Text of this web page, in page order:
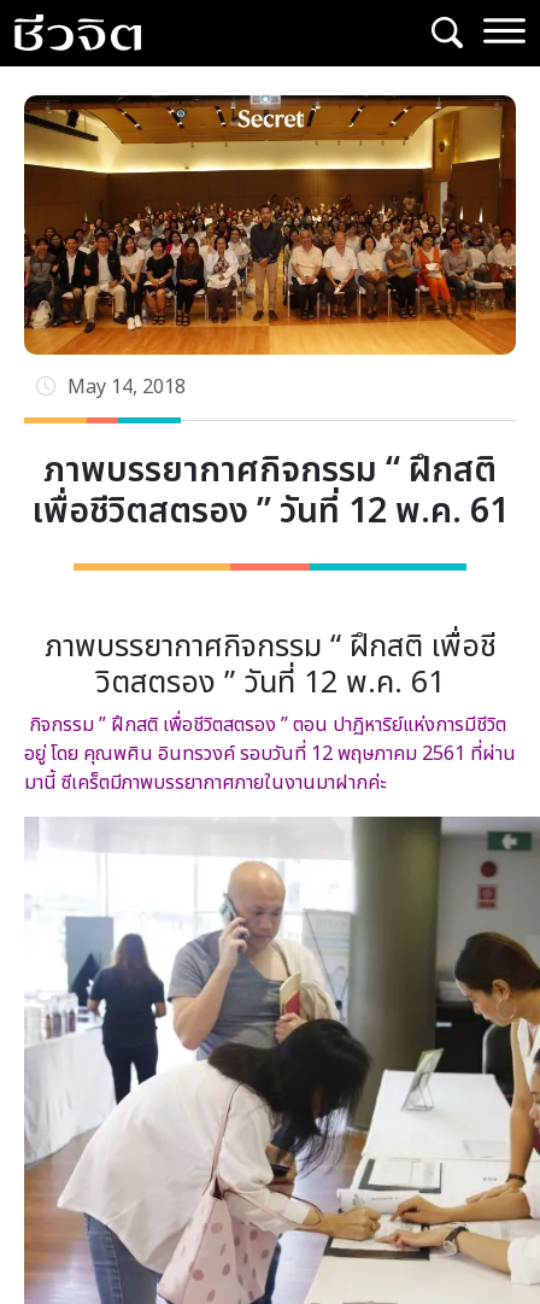
Skip
to
content
May 14, 2018
ภาพบรรยากาศกิจกรรม “ ฝึกสติ
เพื่อชีวิตสตรอง ” วันที่ 12 พ.ค. 61
ภาพบรรยากาศกิจกรรม “ ฝึกสติ เพื่อชี
วิตสตรอง ” วันที่ 12 พ.ค. 61
กิจกรรม ” ฝึกสติ เพื่อชีวิตสตรอง ” ตอน ปาฏิหาริย์แห่งการมีชีวิต
อยู่ โดย คุณพศิน อินทรวงค์ รอบวันที่ 12 พฤษภาคม 2561 ที่ผ่าน
มานี้ ซีเคร็ตมีภาพบรรยากาศภายในงานมาฝากค่ะ